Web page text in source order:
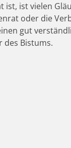
ist, ist vielen
oder die
gut
Bistums.